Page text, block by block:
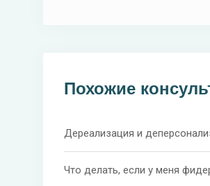
Похожие
Дереализация и
Что делать, если у меня